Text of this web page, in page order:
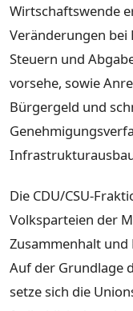
Wirtschaftswende
Veränderungen
Steuern und
vorsehe, sowie
Bürgergeld und
Die CDU/CSU-
Volksparteien der
Zusammenhalt
Auf der Grundlage
setze sich die